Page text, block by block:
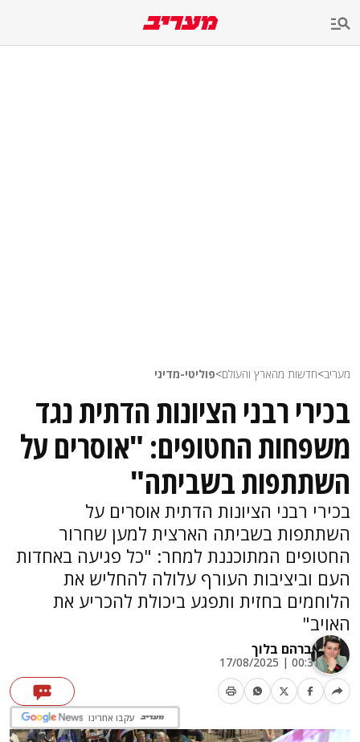
מעריב>חדשות מהארץ והעולם>פוליטי-מדיני
בכירי רבני הציונות הדתית נגד
משפחות החטופים: "אוסרים על
השתתפות בשביתה"
בכירי רבני הציונות הדתית אוסרים על
השתתפות בשביתה הארצית למען שחרור
החטופים המתוכננת למחר: "כל פגיעה באחדות
העם וביציבות העורף עלולה להחליש את
הלוחמים בחזית ותפגע ביכולת להכריע את
האויב"
אברהם בלוך
00:31 | 17/08/2025
עקבו אחרינו